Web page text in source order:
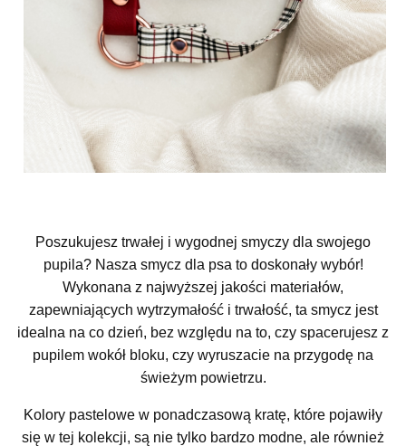
Poszukujesz trwałej i wygodnej smyczy dla swojego
pupila? Nasza smycz dla psa to doskonały wybór!
Wykonana z najwyższej jakości materiałów,
zapewniających wytrzymałość i trwałość, ta smycz jest
idealna na co dzień, bez względu na to, czy spacerujesz z
pupilem wokół bloku, czy wyruszacie na przygodę na
świeżym powietrzu.
Kolory pastelowe w ponadczasową kratę, które pojawiły
się w tej kolekcji, są nie tylko bardzo modne, ale również